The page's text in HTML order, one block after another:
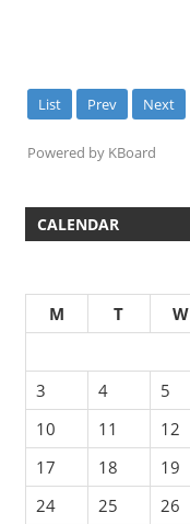
List Prev Next
Powered by KBoard
CALENDAR
M
T W
3
4 5
10
11 12
17
18 19
24
25 26